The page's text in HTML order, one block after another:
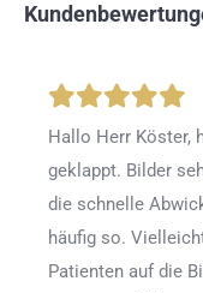
Hallo Herr Köster,
geklappt. Bilder
die schnelle
häufig so.
Patienten auf die